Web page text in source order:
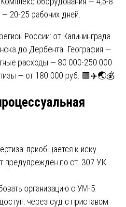
20-25 рабочих дней.
России: от Калининграда
до Дербента. География —
расходы — 80 000-250 000
— от 180 000 руб. 🟩✈️🌏💰
приобщается к иску.
предупреждён по ст. 307 УК
организацию с УМ-5.
через суд с приставом.